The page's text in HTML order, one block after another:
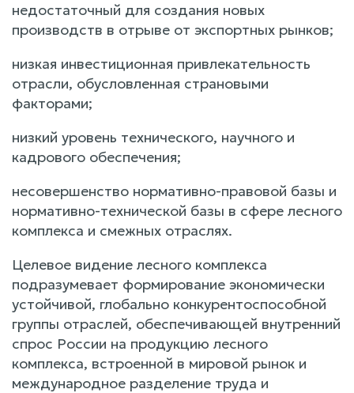
недостаточный для создания новых
производств в отрыве от экспортных рынков;
низкая инвестиционная привлекательность
отрасли, обусловленная страновыми
факторами;
низкий уровень технического, научного и
кадрового обеспечения;
несовершенство нормативно-правовой базы и
нормативно-технической базы в сфере лесного
комплекса и смежных отраслях.
Целевое видение лесного комплекса
подразумевает формирование экономически
устойчивой, глобально конкурентоспособной
группы отраслей, обеспечивающей внутренний
спрос России на продукцию лесного
комплекса, встроенной в мировой рынок и
международное разделение труда и